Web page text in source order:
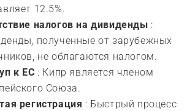
12.5%.
налогов на дивиденды :
полученные от зарубежных
не облагаются налогом.
к ЕС : Кипр является членом
Союза.
регистрация : Быстрый процесс